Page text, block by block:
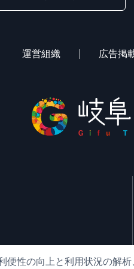
運営組織 広告掲
便性の向上と利用状況の解